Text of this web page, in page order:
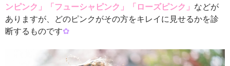
ンピンク」「フューシャピンク」「ローズピンク」 などが
ありますが、どのピンクがその方をキレイに見せるかを診
断するものです✿